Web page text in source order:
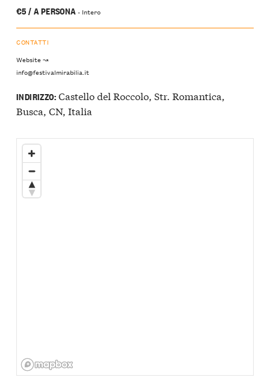
€5 / A PERSONA- Intero
CONTATTI
Website ↝
info@festivalmirabilia.it
INDIRIZZO:Castello del Roccolo, Str. Romantica,
Busca, CN, Italia